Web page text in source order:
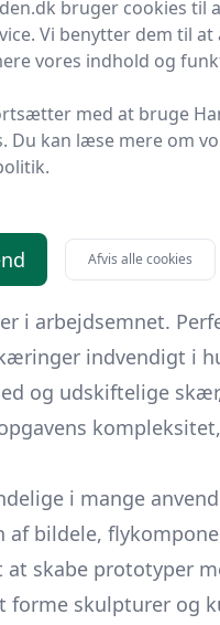
eller finish.
som
der indsættes i
og er i stand til at
hver udformet til
og findes
i arbejdsemnet.
indvendigt i
og udskiftelige
i mange
bildele,
at skabe prototyper
forme skulpturer og
bruger cookies til
Vi benytter dem til
vores indhold og
med at bruge
Du kan læse mere om
Afvis alle cookies